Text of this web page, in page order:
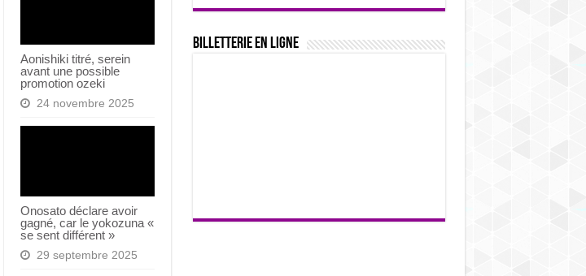
Aonishiki titré, serein
avant une possible
promotion ozeki
24 novembre 2025
Onosato déclare avoir
gagné, car le yokozuna «
se sent différent »
29 septembre 2025
Billetterie en ligne